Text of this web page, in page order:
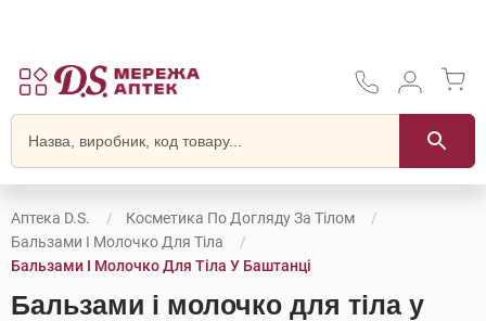
Аптека D.S.
Косметика По Догляду За Тілом
Бальзами І Молочко Для Тіла
Бальзами І Молочко Для Тіла У Баштанці
Бальзами і молочко для тіла у